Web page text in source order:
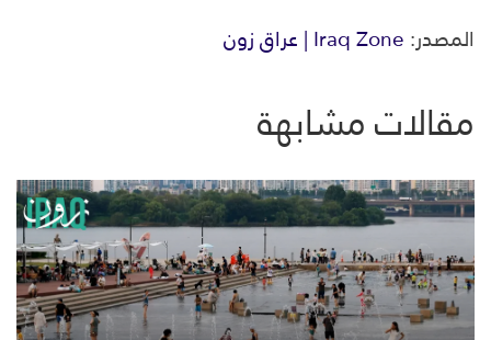
المصدر:Iraq Zone | عراق زون
مقالات مشابهة